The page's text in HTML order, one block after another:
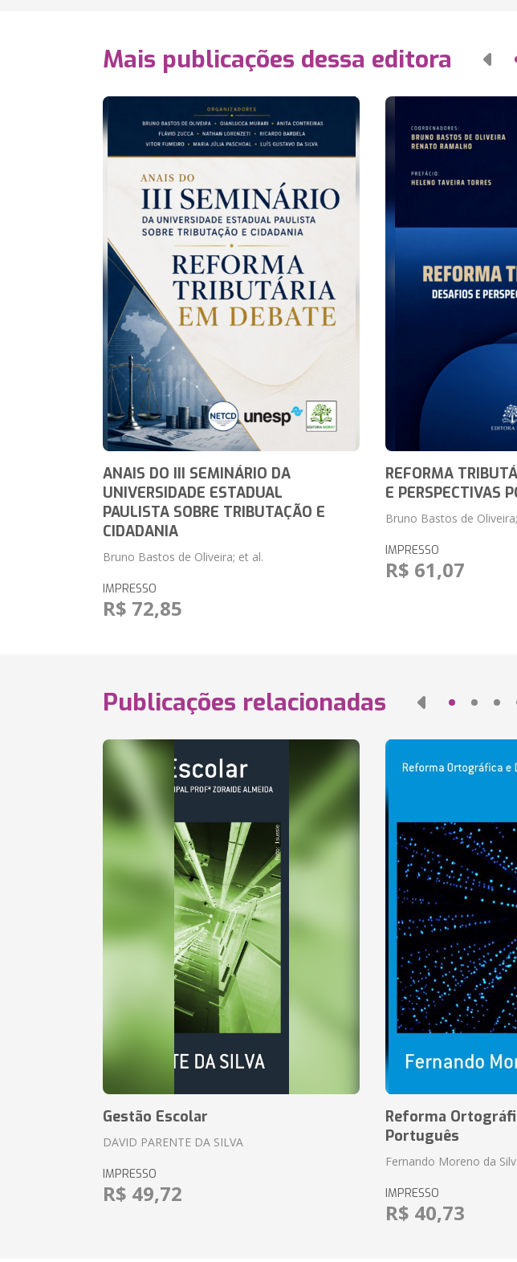
Mais publicações dessa editora
ANAIS DO III SEMINÁRIO DA
UNIVERSIDADE ESTADUAL
PAULISTA SOBRE TRIBUTAÇÃO E
CIDADANIA
Bruno Bastos de Oliveira; et al.
IMPRESSO
R$ 72,85
REFORMA
E PERSPECTIVAS
Bruno Bastos de
IMPRESSO
R$ 61,07
Publicações relacionadas
Gestão Escolar
DAVID PARENTE DA SILVA
IMPRESSO
R$ 49,72
Reforma
Português
Fernando Moreno da
IMPRESSO
R$ 40,73